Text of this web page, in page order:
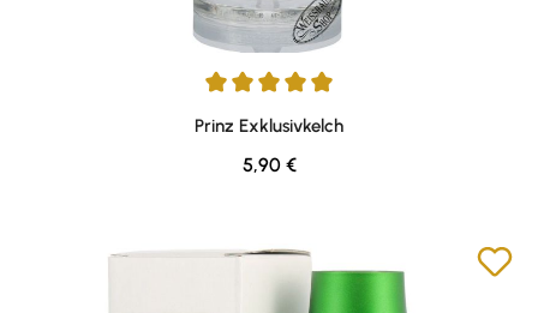
Durchschnittliche Bewertung von 5 von 5 Sternen
Prinz Exklusivkelch
Regulärer Preis:
5,90 €